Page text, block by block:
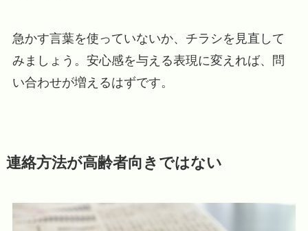
急かす言葉を使っていないか、チラシを見直して
みましょう。安心感を与える表現に変えれば、問
い合わせが増えるはずです。
連絡方法が高齢者向きではない